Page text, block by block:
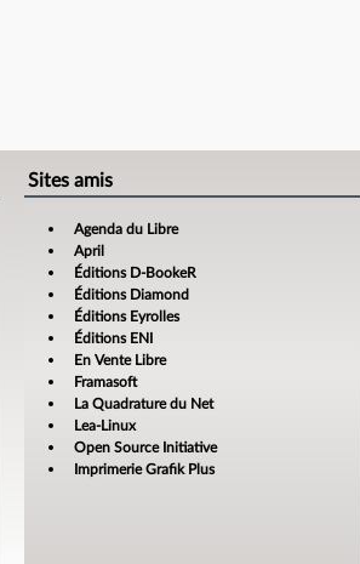
Sites amis
Agenda du Libre
April
Éditions D-BookeR
Éditions Diamond
Éditions Eyrolles
Éditions ENI
En Vente Libre
Framasoft
La Quadrature du Net
Lea-Linux
Open Source Initiative
Imprimerie Grafik Plus